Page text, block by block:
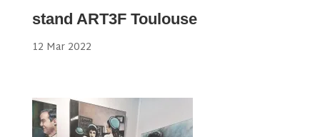
stand ART3F Toulouse
12 Mar 2022